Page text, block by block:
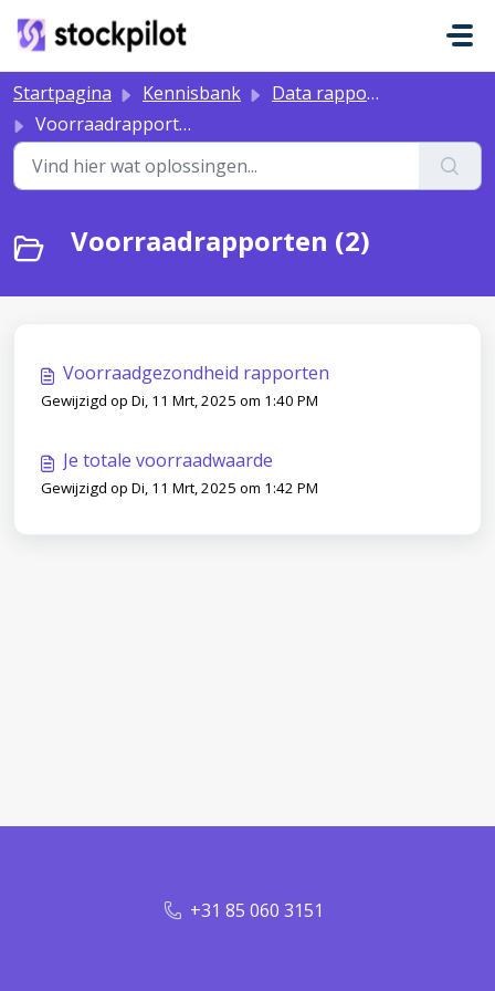
Startpagina Kennisbank
Data rapporten
Voorraadrapporten
Voorraadrapporten (2)
Voorraadgezondheid rapporten
Gewijzigd op Di, 11 Mrt, 2025 om 1:40 PM
Je totale voorraadwaarde
Gewijzigd op Di, 11 Mrt, 2025 om 1:42 PM
+31 85 060 3151